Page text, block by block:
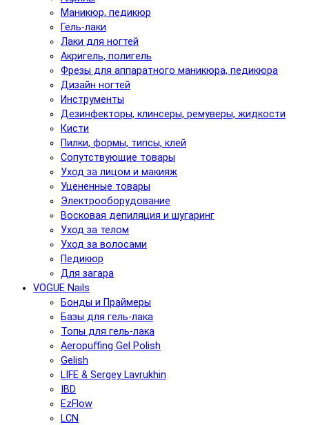
Маникюр, педикюр
Гель-лаки
Лаки для ногтей
Акригель, полигель
Фрезы для аппаратного маникюра, педикюра
Дизайн ногтей
Инструменты
Дезинфекторы, клинсеры, ремуверы, жидкости
Кисти
Пилки, формы, типсы, клей
Сопутствующие товары
Уход за лицом и макияж
Уцененные товары
Электрооборудование
Восковая депиляция и шугаринг
Уход за телом
Уход за волосами
Педикюр
Для загара
VOGUE Nails
Бонды и Праймеры
Базы для гель-лака
Топы для гель-лака
Aeropuffing Gel Polish
Gelish
LIFE & Sergey Lavrukhin
IBD
EzFlow
LCN